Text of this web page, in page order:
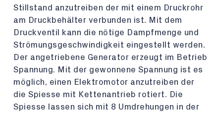
Stillstand anzutreiben der mit einem Druckrohr
am Druckbehälter verbunden ist. Mit dem
Druckventil kann die nötige Dampfmenge und
Strömungsgeschwindigkeit eingestellt werden.
Der angetriebene Generator erzeugt im Betrieb
Spannung. Mit der gewonnene Spannung ist es
möglich, einen Elektromotor anzutreiben der
die Spiesse mit Kettenantrieb rotiert. Die
Spiesse lassen sich mit 8 Umdrehungen in der